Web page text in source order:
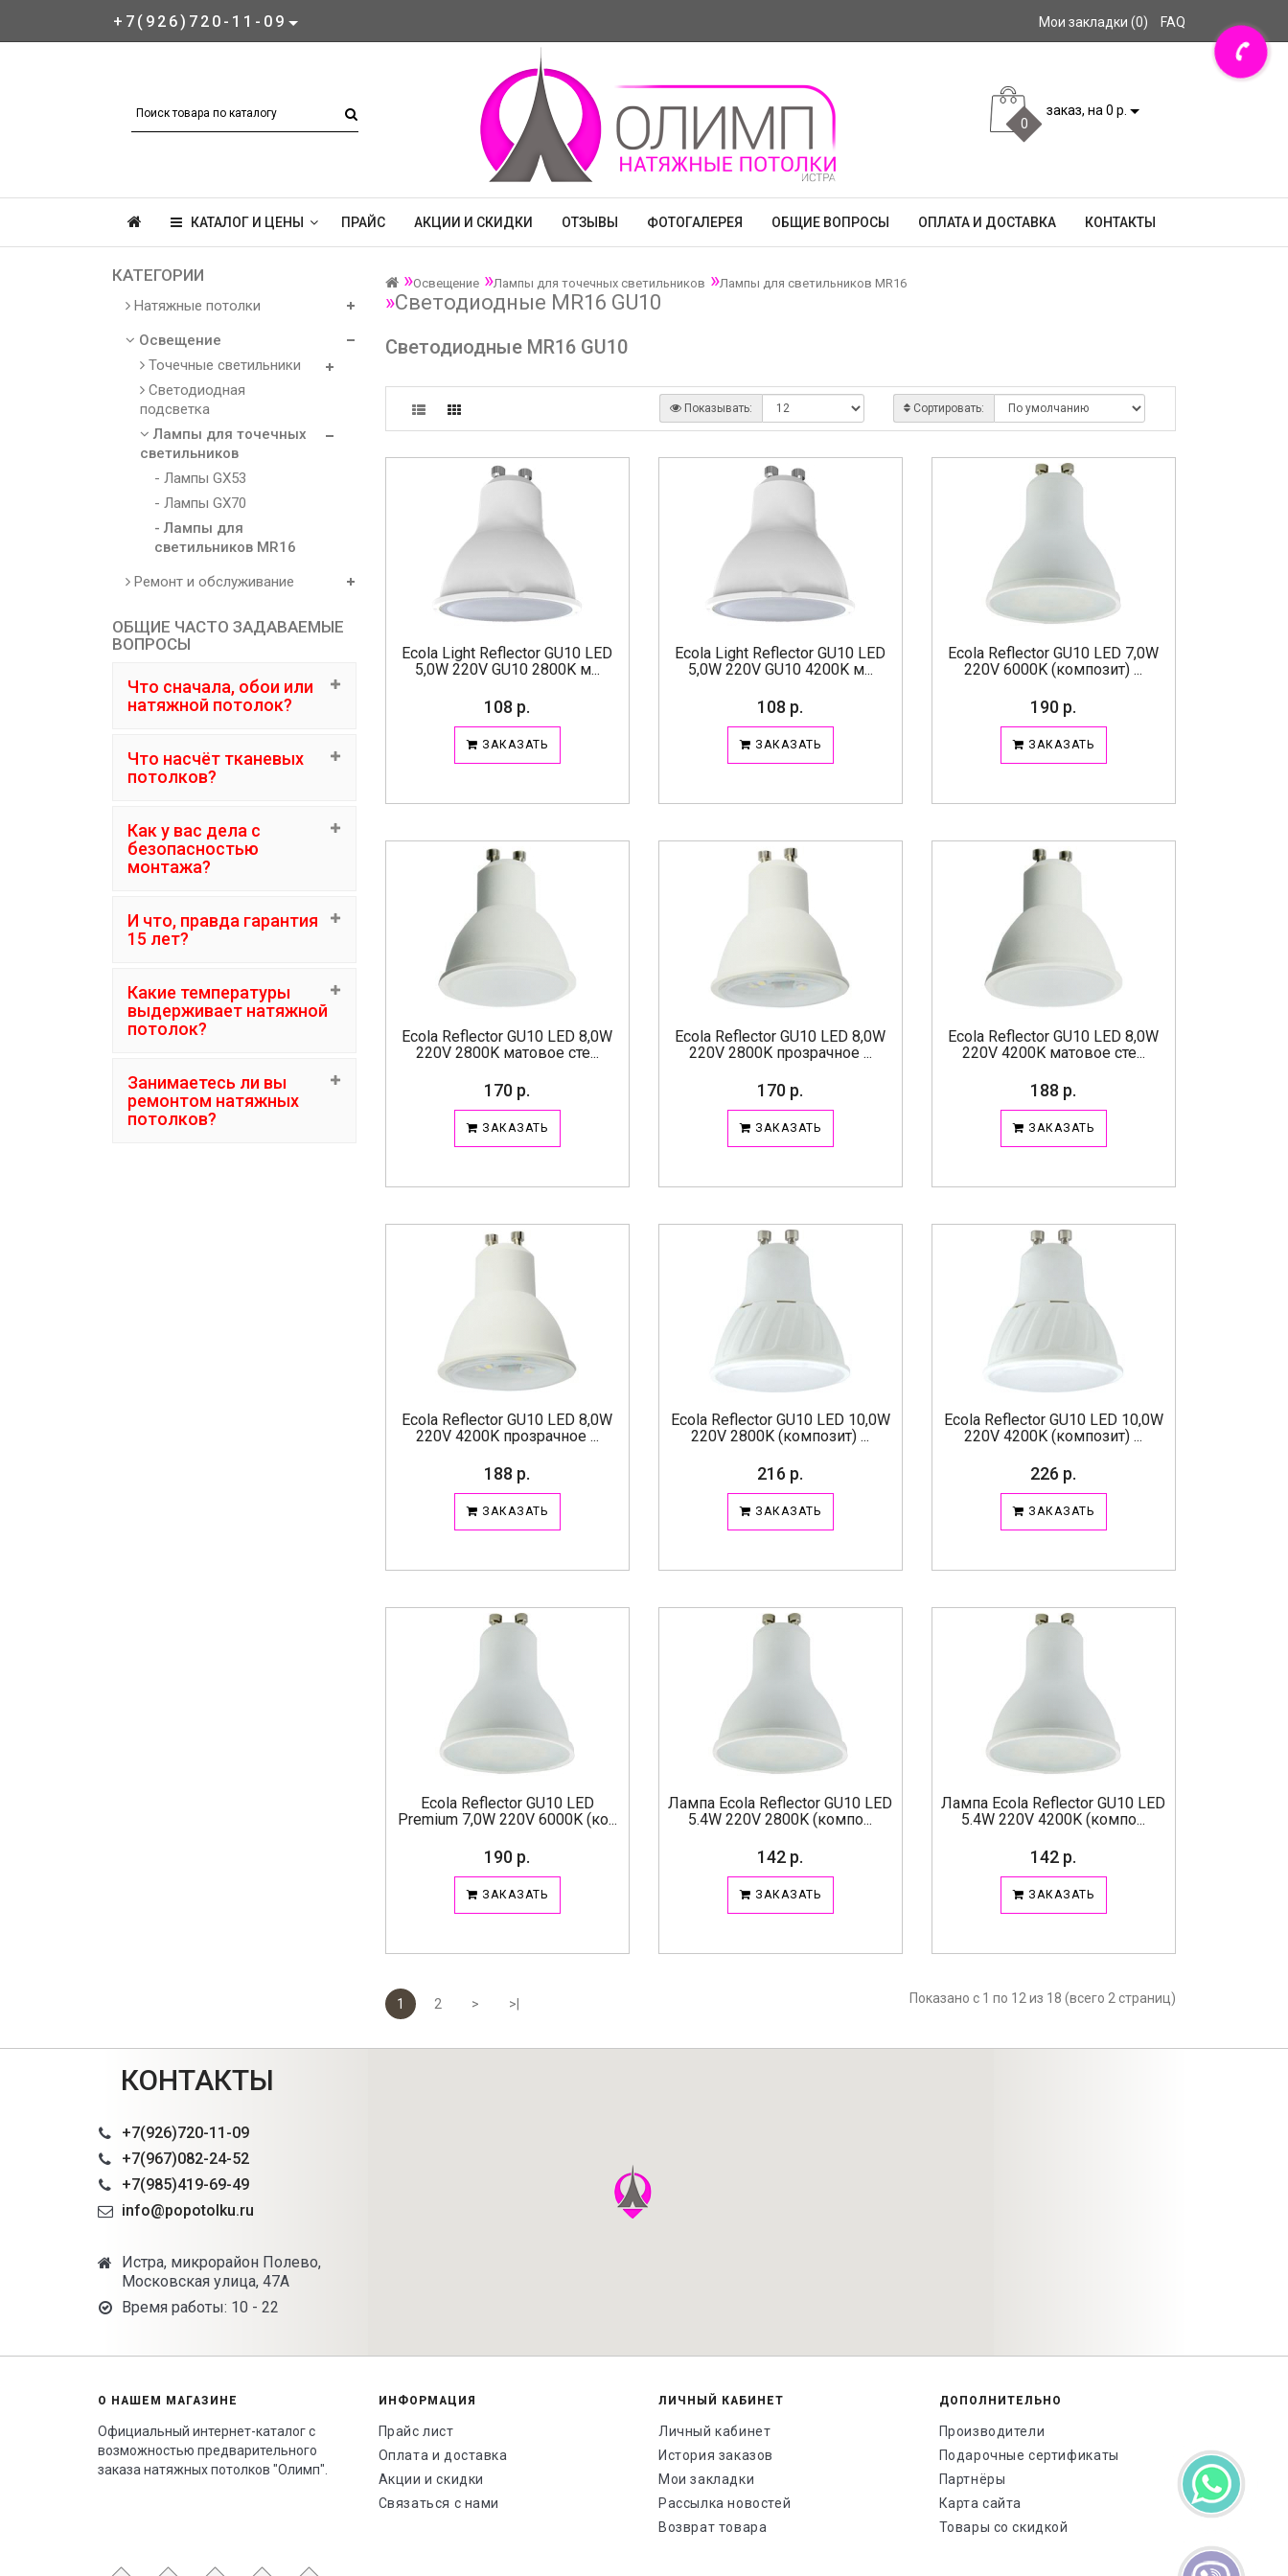
+7(926)720-11-09 Мои закладки (0) FAQ
0
заказ, на 0 р.
КАТАЛОГ И ЦЕНЫ ПРАЙС АКЦИИ И СКИДКИ ОТЗЫВЫ ФОТОГАЛЕРЕЯ ОБЩИЕ ВОПРОСЫ ОПЛАТА И ДОСТАВКА КОНТАКТЫ
КАТЕГОРИИ
Натяжные потолки
Освещение
Точечные светильники
Светодиодная
подсветка
Лампы для точечных
светильников
- Лампы GX53
- Лампы GX70
- Лампы для
светильников MR16
Ремонт и обслуживание
ОБЩИЕ ЧАСТО ЗАДАВАЕМЫЕ
ВОПРОСЫ
Что сначала, обои или
натяжной потолок?
Что насчёт тканевых
потолков?
Как у вас дела с
безопасностью
монтажа?
И что, правда гарантия
15 лет?
Какие температуры
выдерживает натяжной
потолок?
Занимаетесь ли вы
ремонтом натяжных
потолков?
Освещение Лампы для точечных светильников Лампы для светильников MR16
Светодиодные MR16 GU10
Светодиодные MR16 GU10
Сортировать:
Показывать:
Ecola Light Reflector GU10 LED
5,0W 220V GU10 2800K м...
108 р.
ЗАКАЗАТЬ
Ecola Light Reflector GU10 LED
5,0W 220V GU10 4200K м...
108 р.
ЗАКАЗАТЬ
Ecola Reflector GU10 LED 7,0W
220V 6000K (композит) ...
190 р.
ЗАКАЗАТЬ
Ecola Reflector GU10 LED 8,0W
220V 2800K матовое сте...
170 р.
ЗАКАЗАТЬ
Ecola Reflector GU10 LED 8,0W
220V 2800K прозрачное ...
170 р.
ЗАКАЗАТЬ
Ecola Reflector GU10 LED 8,0W
220V 4200K матовое сте...
188 р.
ЗАКАЗАТЬ
Ecola Reflector GU10 LED 8,0W
220V 4200K прозрачное ...
188 р.
ЗАКАЗАТЬ
Ecola Reflector GU10 LED 10,0W
220V 2800K (композит) ...
216 р.
ЗАКАЗАТЬ
Ecola Reflector GU10 LED 10,0W
220V 4200K (композит) ...
226 р.
ЗАКАЗАТЬ
Ecola Reflector GU10 LED
Premium 7,0W 220V 6000K (ко...
190 р.
ЗАКАЗАТЬ
Лампа Ecola Reflector GU10 LED
5.4W 220V 2800K (компо...
142 р.
ЗАКАЗАТЬ
Лампа Ecola Reflector GU10 LED
5.4W 220V 4200K (компо...
142 р.
ЗАКАЗАТЬ
1 2 > >| Показано с 1 по 12 из 18 (всего 2 страниц)
КОНТАКТЫ
+7(926)720-11-09
+7(967)082-24-52
+7(985)419-69-49
info@popotolku.ru
Истра, микрорайон Полево,
Московская улица, 47А
Время работы: 10 - 22
О НАШЕМ МАГАЗИНЕ
Официальный интернет-каталог с
возможностью предварительного
заказа натяжных потолков "Олимп".
ИНФОРМАЦИЯ
Прайс лист
Оплата и доставка
Акции и скидки
Связаться с нами
ЛИЧНЫЙ КАБИНЕТ
Личный кабинет
История заказов
Мои закладки
Рассылка новостей
Возврат товара
ДОПОЛНИТЕЛЬНО
Производители
Подарочные сертификаты
Партнёры
Карта сайта
Товары со скидкой